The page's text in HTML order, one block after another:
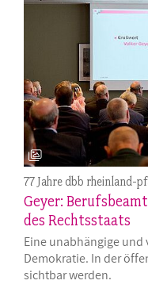
77 Jahre dbb rheinland-
Geyer:
des Rechtsstaats
Eine unabhängige und
Demokratie. In der
sichtbar werden.